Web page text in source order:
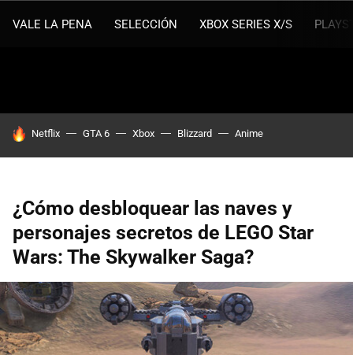
VALE LA PENA SELECCIÓN XBOX SERIES X/S
HOY SE HABLA DE
Netflix GTA 6 Xbox Blizzard Anime
¿Cómo desbloquear las naves y
personajes secretos de LEGO Star
Wars: The Skywalker Saga?